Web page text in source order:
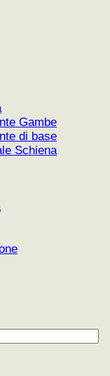
Gambe
di base
Schiena